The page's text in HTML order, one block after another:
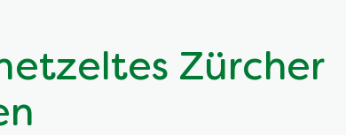
Zürcher